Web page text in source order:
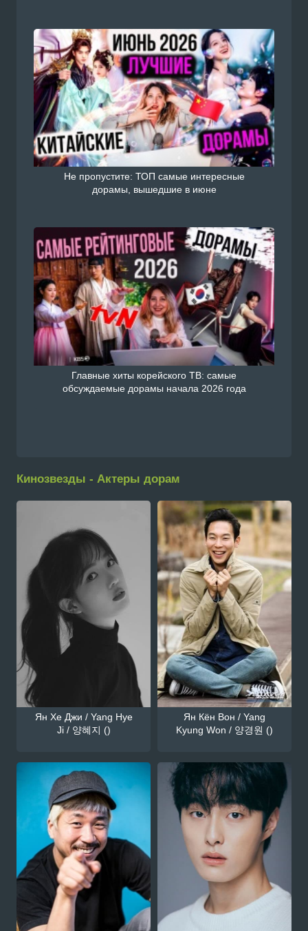
Не пропустите: ТОП самые интересные
дорамы, вышедшие в июне
Главные хиты корейского ТВ: самые
обсуждаемые дорамы начала 2026 года
Кинозвезды - Актеры дорам
Ян Хе Джи / Yang Hye
Ji / 양혜지 ()
Ян Кён Вон / Yang
Kyung Won / 양경원 ()